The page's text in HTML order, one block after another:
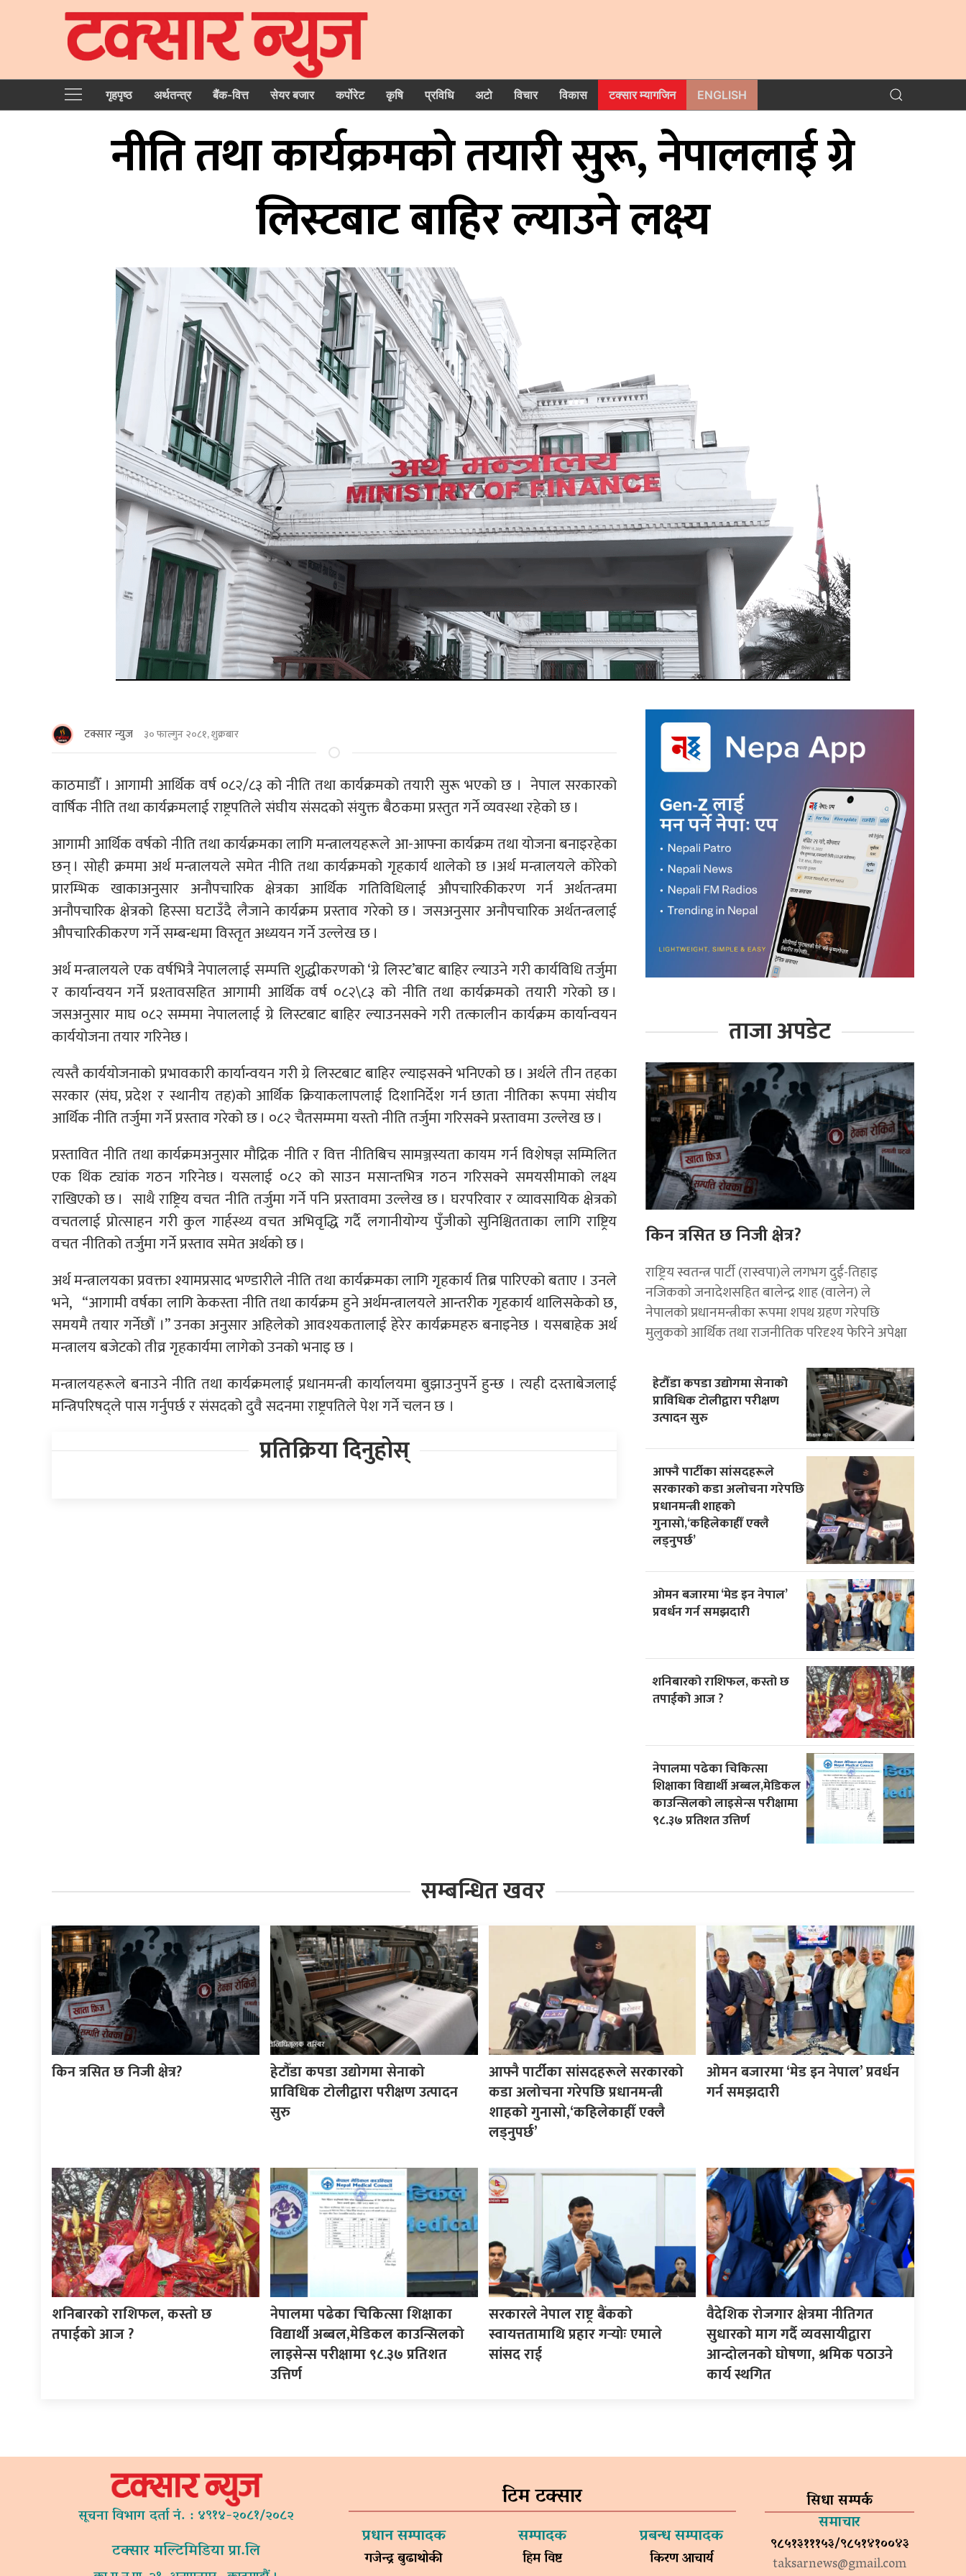
गृहपृष्‍ठ अर्थतन्त्र बैंक-वित्त सेयर बजार कर्पोरेट कृषि प्रविधि अटो विचार विकास टक्सार म्यागजिन ENGLISH
नीति तथा कार्यक्रमको तयारी सुरू, नेपाललाई ग्रे
लिस्टबाट बाहिर ल्याउने लक्ष्य
टक्सार न्युज ३० फाल्गुन २०८१, शुक्रबार
काठमाडाैँ । आगामी आर्थिक वर्ष ०८२/८३ को नीति तथा कार्यक्रमको तयारी सुरू भएको छ । नेपाल सरकारको
वार्षिक नीति तथा कार्यक्रमलाई राष्ट्रपतिले संघीय संसदको संयुक्त बैठकमा प्रस्तुत गर्ने व्यवस्था रहेको छ ।
आगामी आर्थिक वर्षको नीति तथा कार्यक्रमका लागि मन्त्रालयहरूले आ-आफ्ना कार्यक्रम तथा योजना बनाइरहेका
छन् । सोही क्रममा अर्थ मन्त्रालयले समेत नीति तथा कार्यक्रमको गृहकार्य थालेको छ ।अर्थ मन्त्रालयले कोरेको
प्रारम्भिक खाकाअनुसार अनौपचारिक क्षेत्रका आर्थिक गतिविधिलाई औपचारिकीकरण गर्न अर्थतन्त्रमा
अनौपचारिक क्षेत्रको हिस्सा घटाउँदै लैजाने कार्यक्रम प्रस्ताव गरेको छ । जसअनुसार अनौपचारिक अर्थतन्त्रलाई
औपचारिकीकरण गर्ने सम्बन्धमा विस्तृत अध्ययन गर्ने उल्लेख छ ।
अर्थ मन्त्रालयले एक वर्षभित्रै नेपाललाई सम्पत्ति शुद्धीकरणको ‘ग्रे लिस्ट’बाट बाहिर ल्याउने गरी कार्यविधि तर्जुमा
र कार्यान्वयन गर्ने प्रश्तावसहित आगामी आर्थिक वर्ष ०८२\८३ को नीति तथा कार्यक्रमको तयारी गरेको छ ।
जसअनुसार माघ ०८२ सम्ममा नेपाललाई ग्रे लिस्टबाट बाहिर ल्याउनसक्ने गरी तत्कालीन कार्यक्रम कार्यान्वयन
कार्ययोजना तयार गरिनेछ ।
त्यस्तै कार्ययोजनाको प्रभावकारी कार्यान्वयन गरी ग्रे लिस्टबाट बाहिर ल्याइसक्ने भनिएको छ । अर्थले तीन तहका
सरकार (संघ, प्रदेश र स्थानीय तह)को आर्थिक क्रियाकलापलाई दिशानिर्देश गर्न छाता नीतिका रूपमा संघीय
आर्थिक नीति तर्जुमा गर्ने प्रस्ताव गरेको छ । ०८२ चैतसम्ममा यस्तो नीति तर्जुमा गरिसक्ने प्रस्तावमा उल्लेख छ ।
प्रस्तावित नीति तथा कार्यक्रमअनुसार मौद्रिक नीति र वित्त नीतिबिच सामञ्जस्यता कायम गर्न विशेषज्ञ सम्मिलित
एक थिंक ट्यांक गठन गरिनेछ । यसलाई ०८२ को साउन मसान्तभित्र गठन गरिसक्ने समयसीमाको लक्ष्य
राखिएको छ । साथै राष्ट्रिय वचत नीति तर्जुमा गर्ने पनि प्रस्तावमा उल्लेख छ । घरपरिवार र व्यावसायिक क्षेत्रको
वचतलाई प्रोत्साहन गरी कुल गार्हस्थ्य वचत अभिवृद्धि गर्दै लगानीयोग्य पुँजीको सुनिश्चितताका लागि राष्ट्रिय
वचत नीतिको तर्जुमा गर्ने प्रस्ताव समेत अर्थको छ ।
अर्थ मन्त्रालयका प्रवक्ता श्यामप्रसाद भण्डारीले नीति तथा कार्यक्रमका लागि गृहकार्य तिब्र पारिएको बताए । उनले
भने, “आगामी वर्षका लागि केकस्ता नीति तथा कार्यक्रम हुने अर्थमन्त्रालयले आन्तरीक गृहकार्य थालिसकेको छ,
समयमै तयार गर्नेछौं ।” उनका अनुसार अहिलेको आवश्यकतालाई हेरेर कार्यक्रमहरु बनाइनेछ । यसबाहेक अर्थ
मन्त्रालय बजेटको तीव्र गृहकार्यमा लागेको उनको भनाइ छ ।
मन्त्रालयहरूले बनाउने नीति तथा कार्यक्रमलाई प्रधानमन्त्री कार्यालयमा बुझाउनुपर्ने हुन्छ । त्यही दस्ताबेजलाई
मन्त्रिपरिषद्ले पास गर्नुपर्छ र संसदको दुवै सदनमा राष्ट्रपतिले पेश गर्ने चलन छ ।
प्रतिक्रिया दिनुहोस्
ताजा अपडेट
किन त्रसित छ निजी क्षेत्र?
राष्ट्रिय स्वतन्त्र पार्टी (रास्वपा)ले लगभग दुई-तिहाइ
नजिकको जनादेशसहित बालेन्द्र शाह (वालेन) ले
नेपालको प्रधानमन्त्रीका रूपमा शपथ ग्रहण गरेपछि
मुलुकको आर्थिक तथा राजनीतिक परिदृश्य फेरिने अपेक्षा
हेटौँडा कपडा उद्योगमा सेनाको
प्राविधिक टोलीद्वारा परीक्षण
उत्पादन सुरु
आफ्नै पार्टीका सांसदहरूले
सरकारको कडा अलोचना गरेपछि
प्रधानमन्त्री शाहकाे
गुनासाे,‘कहिलेकाहीँ एक्लै
लड्नुपर्छ’
ओमन बजारमा ‘मेड इन नेपाल’
प्रवर्धन गर्न समझदारी
शनिबारको राशिफल, कस्तो छ
तपाईको आज ?
नेपालमा पढेका चिकित्सा
शिक्षाका विद्यार्थी अब्बल,मेडिकल
काउन्सिलको लाइसेन्स परीक्षामा
९८.३७ प्रतिशत उत्तिर्ण
सम्बन्धित खवर
किन त्रसित छ निजी क्षेत्र?
हेटौँडा कपडा उद्योगमा सेनाको
प्राविधिक टोलीद्वारा परीक्षण उत्पादन
सुरु
आफ्नै पार्टीका सांसदहरूले सरकारको
कडा अलोचना गरेपछि प्रधानमन्त्री
शाहकाे गुनासाे,‘कहिलेकाहीँ एक्लै
लड्नुपर्छ’
ओमन बजारमा ‘मेड इन नेपाल’ प्रवर्धन
गर्न समझदारी
शनिबारको राशिफल, कस्तो छ
तपाईको आज ?
नेपालमा पढेका चिकित्सा शिक्षाका
विद्यार्थी अब्बल,मेडिकल काउन्सिलको
लाइसेन्स परीक्षामा ९८.३७ प्रतिशत
उत्तिर्ण
सरकारले नेपाल राष्ट्र बैंकको
स्वायत्ततामाथि प्रहार गर्‍योः एमाले
सांसद राई
वैदेशिक रोजगार क्षेत्रमा नीतिगत
सुधारको माग गर्दै व्यवसायीद्वारा
आन्दोलनको घोषणा, श्रमिक पठाउने
कार्य स्थगित
सूचना विभाग दर्ता नं. : ४९१४-२०८१/२०८२
टक्सार मल्टिमिडिया प्रा.लि
टिम टक्सार
प्रधान सम्पादक
गजेन्द्र बुढाथोकी
सम्पादक
हिम विष्ट
प्रबन्ध सम्पादक
किरण आचार्य
सिधा सम्पर्क
समाचार
९८५१३१११५३/९८५१४१००४३
taksarnews@gmail.com